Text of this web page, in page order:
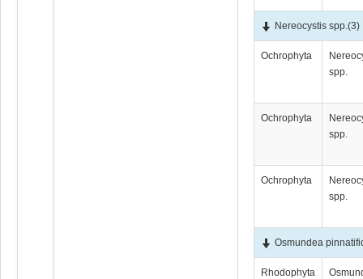
Nereocystis spp.(3)
Ochrophyta
spp.
Ochrophyta
spp.
Ochrophyta
spp.
Osmundea
Rhodophyta